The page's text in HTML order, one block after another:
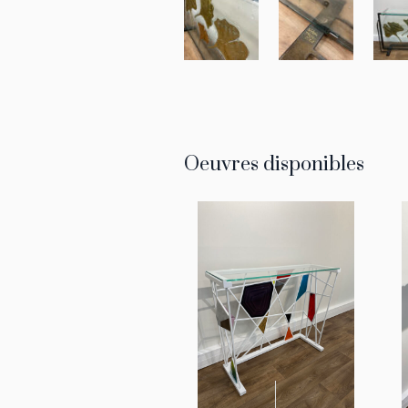
Oeuvres disponibles